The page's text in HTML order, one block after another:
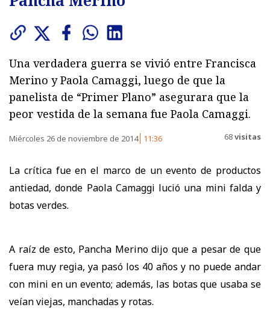
Una verdadera guerra se vivió entre Francisca
Merino y Paola Camaggi, luego de que la
panelista de “Primer Plano” asegurara que la
peor vestida de la semana fue Paola Camaggi.
Miércoles 26 de noviembre de 2014 11:36 68visitas
La crítica fue en el marco de un evento de productos
antiedad, donde Paola Camaggi lució una mini falda y
botas verdes.
A raíz de esto, Pancha Merino dijo que a pesar de que
fuera muy regia, ya pasó los 40 años y no puede andar
con mini en un evento; además, las botas que usaba se
veían viejas, manchadas y rotas.